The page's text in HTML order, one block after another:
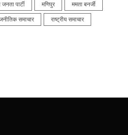
पार्टी मणिपुर ममता बनर्जी
समाचार राष्ट्रीय समाचार